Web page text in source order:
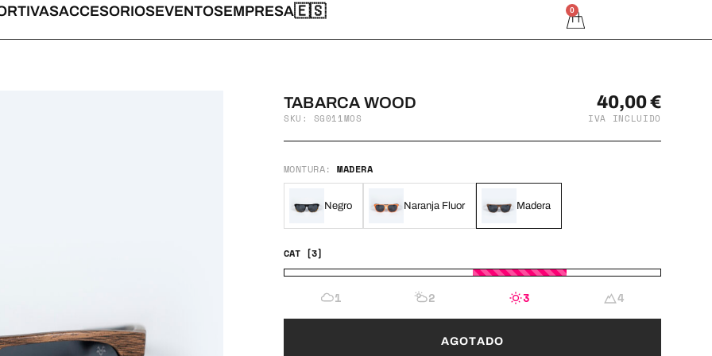
ACCESORIOSEVENTOSEMPRESA🇪🇸 0
TABARCA WOOD 40,00€
SKU: SG011MOS IVA INCLUIDO
MONTURA:MADERA
Negro Naranja Fluor Madera
CAT [3]
1 2 3 4
AGOTADO